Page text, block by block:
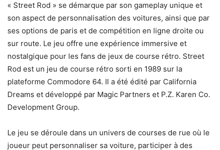
« Street Rod » se démarque par son gameplay unique et
son aspect de personnalisation des voitures, ainsi que par
ses options de paris et de compétition en ligne droite ou
sur route. Le jeu offre une expérience immersive et
nostalgique pour les fans de jeux de course rétro. Street
Rod est un jeu de course rétro sorti en 1989 sur la
plateforme Commodore 64. Il a été édité par California
Dreams et développé par Magic Partners et P.Z. Karen Co.
Development Group.
Le jeu se déroule dans un univers de courses de rue où le
joueur peut personnaliser sa voiture, participer à des